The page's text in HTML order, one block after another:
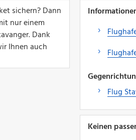
sichern? Dann
nur einem
Dank
Ihnen auch
Flug
Keinen